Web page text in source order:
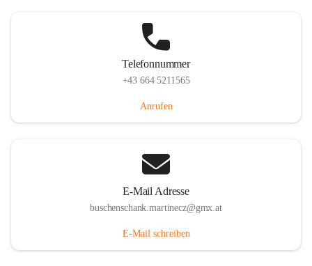
Telefonnummer
+43 664 5211565
Anrufen
E-Mail Adresse
buschenschank.martinecz@gmx.at
E-Mail schreiben